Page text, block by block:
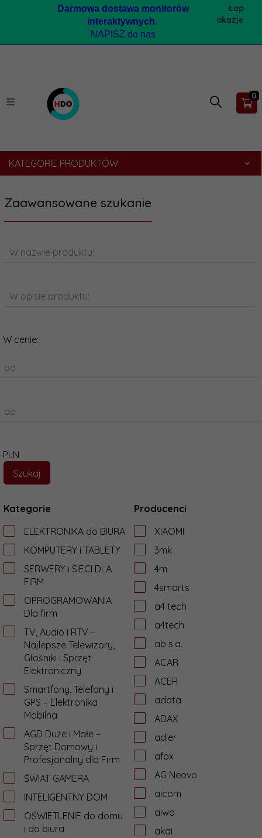
Darmowa dostawa monitorów
interaktywnych.
NAPISZ do nas
Łap
okazje
0
KATEGORIE PRODUKTÓW
Zaawansowane szukanie
W nazwie produktu:
W opisie produktu:
W cenie:
od
do
PLN
Kategorie
ELEKTRONIKA do BIURA
KOMPUTERY i TABLETY
SERWERY i SIECI DLA
FIRM
OPROGRAMOWANIA
Dla firm
TV, Audio i RTV –
Najlepsze Telewizory,
Głośniki i Sprzęt
Elektroniczny
Smartfony, Telefony i
GPS – Elektronika
Mobilna
AGD Duże i Małe –
Sprzęt Domowy i
Profesjonalny dla Firm
ŚWIAT GAMERA
INTELIGENTNY DOM
OŚWIETLENIE do domu
i do biura
Producenci
XIAOMI
3mk
4m
4smarts
a4 tech
a4tech
ab s.a.
ACAR
ACER
adata
ADAX
adler
afox
AG Neovo
aicom
aiwa
akai